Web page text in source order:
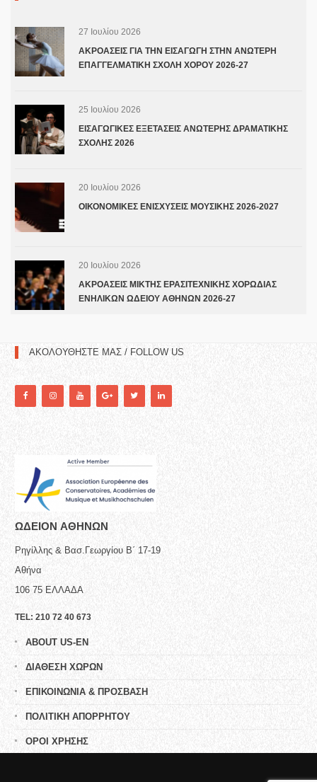
27 Ιουλίου 2026
ΑΚΡΟΑΣΕΙΣ ΓΙΑ ΤΗΝ ΕΙΣΑΓΩΓΗ ΣΤΗΝ ΑΝΩΤΕΡΗ
ΕΠΑΓΓΕΛΜΑΤΙΚΗ ΣΧΟΛΗ ΧΟΡΟΥ 2026-27
25 Ιουλίου 2026
ΕΙΣΑΓΩΓΙΚΕΣ ΕΞΕΤΑΣΕΙΣ ΑΝΩΤΕΡΗΣ ΔΡΑΜΑΤΙΚΗΣ
ΣΧΟΛΗΣ 2026
20 Ιουλίου 2026
ΟΙΚΟΝΟΜΙΚΕΣ ΕΝΙΣΧΥΣΕΙΣ ΜΟΥΣΙΚΗΣ 2026-2027
20 Ιουλίου 2026
ΑΚΡΟΑΣΕΙΣ ΜΙΚΤΗΣ ΕΡΑΣΙΤΕΧΝΙΚΗΣ ΧΟΡΩΔΙΑΣ
ΕΝΗΛΙΚΩΝ ΩΔΕΙΟΥ ΑΘΗΝΩΝ 2026-27
ΑΚΟΛΟΥΘΗΣΤΕ ΜΑΣ / FOLLOW US
ΩΔΕΙΟN ΑΘΗΝΩΝ
Ρηγίλλης & Βασ.Γεωργίου Β΄ 17-19
Αθήνα
106 75 ΕΛΛΑΔΑ
TEL: 210 72 40 673
ABOUT US-EN
ΔΙΑΘΕΣΗ ΧΩΡΩΝ
ΕΠΙΚΟΙΝΩΝΙΑ & ΠΡΟΣΒΑΣΗ
ΠΟΛΙΤΙΚΗ ΑΠΟΡΡΗΤΟΥ
ΟΡΟΙ ΧΡΗΣΗΣ